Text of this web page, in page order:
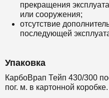
прекращения
или сооружения;
отсутствие
последующей
Упаковка
КарбоВрап Тейп 430/300
пог. м. в картонной коробке.